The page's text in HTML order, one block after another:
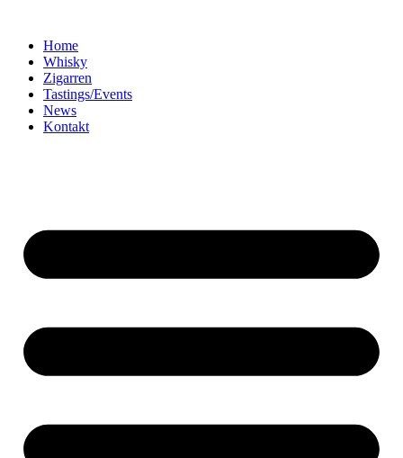
Home
Whisky
Zigarren
Tastings/Events
News
Kontakt